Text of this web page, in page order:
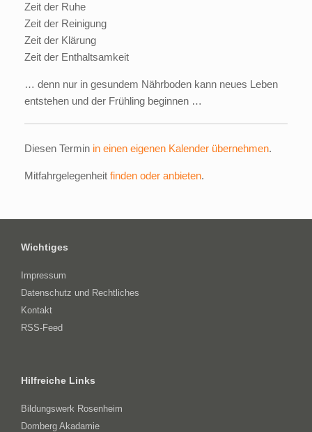
Zeit der Ruhe
Zeit der Reinigung
Zeit der Klärung
Zeit der Enthaltsamkeit
… denn nur in gesundem Nährboden kann neues Leben
entstehen und der Frühling beginnen …
Diesen Termin in einen eigenen Kalender übernehmen.
Mitfahrgelegenheit finden oder anbieten.
Wichtiges
Impressum
Datenschutz und Rechtliches
Kontakt
RSS-Feed
Hilfreiche Links
Bildungswerk Rosenheim
Domberg Akadamie